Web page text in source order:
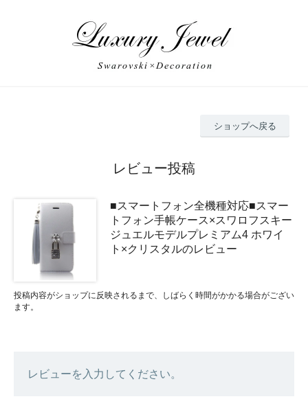
ショップへ戻る
レビュー投稿
■スマートフォン全機種対応■スマー
トフォン手帳ケース×スワロフスキー
ジュエルモデルプレミアム4 ホワイ
ト×クリスタルのレビュー
投稿内容がショップに反映されるまで、しばらく時間がかかる場合がござい
ます。
レビューを入力してください。